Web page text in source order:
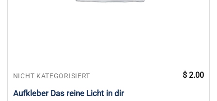
NICHT KATEGORISIERT
Aufkleber Das reine Licht in dir
$ 2.00